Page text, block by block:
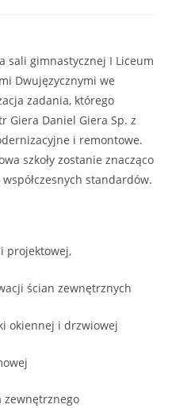
sali gimnastycznej I Liceum
Dwujęzycznymi we
zadania, którego
Giera Daniel Giera Sp. z
i remontowe.
szkoły zostanie znacząco
standardów.
projektowej,
ścian zewnętrznych
okiennej i drzwiowej